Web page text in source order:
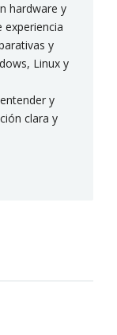
hardware y
experiencia
y
Linux y
y
clara y